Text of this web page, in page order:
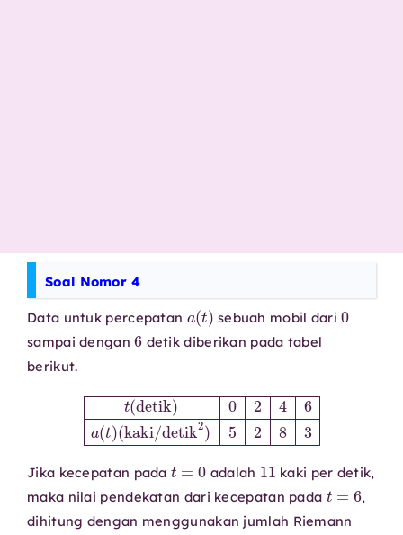
Soal Nomor 4
Data untuk percepatan
(t)
sebuah mobil dari
0
sampai dengan
6
detik diberikan pada tabel
berikut.
detik)0246a(t)(kaki/detik2)528
Jika kecepatan pada
t
adalah
11
kaki per detik,
maka nilai pendekatan dari kecepatan pada
t
,
dihitung dengan menggunakan jumlah Riemann